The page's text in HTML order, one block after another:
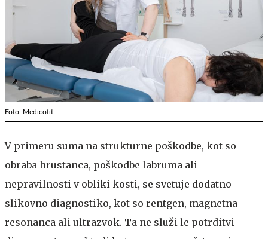
Foto: Medicofit
V primeru suma na strukturne poškodbe, kot so
obraba hrustanca, poškodbe labruma ali
nepravilnosti v obliki kosti, se svetuje dodatno
slikovno diagnostiko, kot so rentgen, magnetna
resonanca ali ultrazvok. Ta ne služi le potrditvi